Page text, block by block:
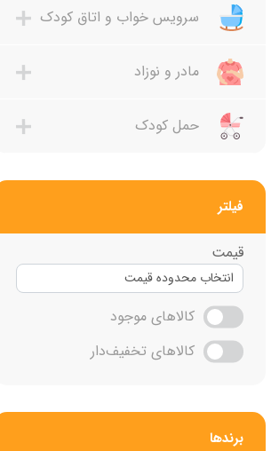
سرویس خواب و اتاق کودک
مادر و نوزاد
حمل کودک
فیلتر
قیمت
کالاهای موجود
کالاهای تخفیف‌دار
برند‌ها